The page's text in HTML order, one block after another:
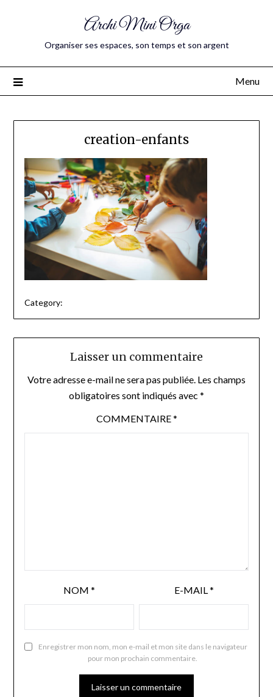
Archi Mini Orga
Organiser ses espaces, son temps et son argent
Menu
creation-enfants
Category:
Laisser un commentaire
Votre adresse e-mail ne sera pas publiée. Les champs
obligatoires sont indiqués avec *
COMMENTAIRE*
NOM * E-MAIL*
Enregistrer mon nom, mon e-mail et mon site dans le navigateur
pour mon prochain commentaire.